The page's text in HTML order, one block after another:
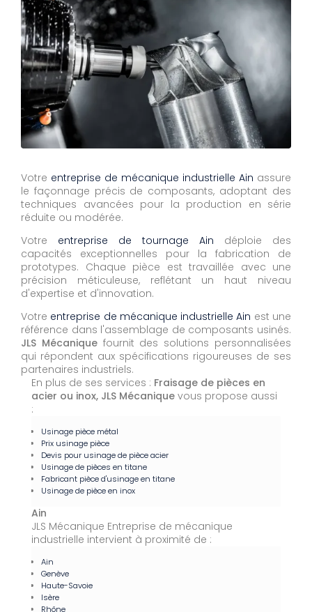
Votre entreprise de mécanique industrielle Ain assure
le façonnage précis de composants, adoptant des
techniques avancées pour la production en série
réduite ou modérée.
Votre entreprise de tournage Ain déploie des
capacités exceptionnelles pour la fabrication de
prototypes. Chaque pièce est travaillée avec une
précision méticuleuse, reflétant un haut niveau
d'expertise et d'innovation.
Votre entreprise de mécanique industrielle Ain est une
référence dans l'assemblage de composants usinés.
JLS Mécaniquefournit des solutions personnalisées
qui répondent aux spécifications rigoureuses de ses
partenaires industriels.
En plus de ses services : Fraisage de pièces en
acier ou inox, JLS Mécanique vous propose aussi
:
Usinage pièce métal
Prix usinage pièce
Devis pour usinage de pièce acier
Usinage de pièces en titane
Fabricant pièce d'usinage en titane
Usinage de pièce en inox
Ain
JLS Mécanique Entreprise de mécanique
industrielle intervient à proximité de :
Ain
Genève
Haute-Savoie
Isère
Rhône